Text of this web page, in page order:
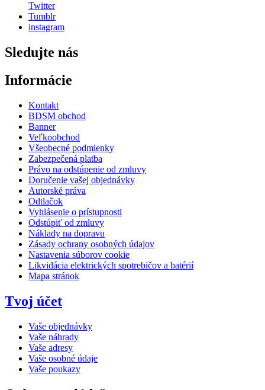
Twitter
Tumblr
instagram
Sledujte nás
Informácie
Kontakt
BDSM obchod
Banner
Veľkoobchod
Všeobecné podmienky
Zabezpečená platba
Právo na odstúpenie od zmluvy
Doručenie vašej objednávky
Autorské práva
Odtlačok
Vyhlásenie o prístupnosti
Odstúpiť od zmluvy
Náklady na dopravu
Zásady ochrany osobných údajov
Nastavenia súborov cookie
Likvidácia elektrických spotrebičov a batérií
Mapa stránok
Tvoj účet
Vaše objednávky
Vaše náhrady
Vaše adresy
Vaše osobné údaje
Vaše poukazy